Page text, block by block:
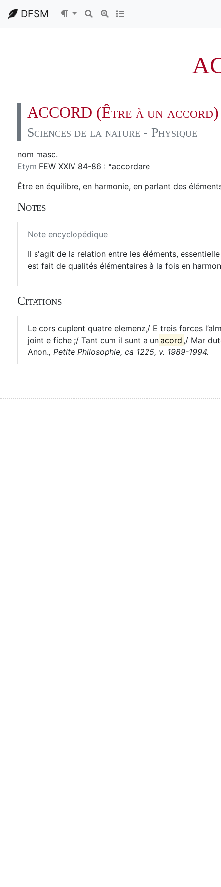
DFSM
ACCORD (Être à un accord)
Sciences de la nature - Physique
nom masc.
Etym FEW XXIV 84-86 : *accordare
Être en équilibre, en harmonie, en parlant des
Notes
Note encyclopédique
Il s'agit de la relation entre les éléments,
est fait de qualités élémentaires à la fois en
Citations
Le cors cuplent quatre elemenz,/ E treis forces
joint e fiche ;/ Tant cum il sunt a unacord ,/ Mar
Anon., Petite Philosophie, ca 1225, v. 1989-1994.